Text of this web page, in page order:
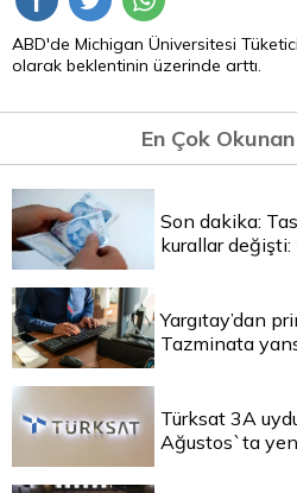
ABD'de Michigan Üniversitesi
olarak beklentinin üzerinde arttı.
En Çok
Son dakika:
kurallar değişti:
Yargıtay’dan
Tazminata
Türksat 3A
Ağustos`ta